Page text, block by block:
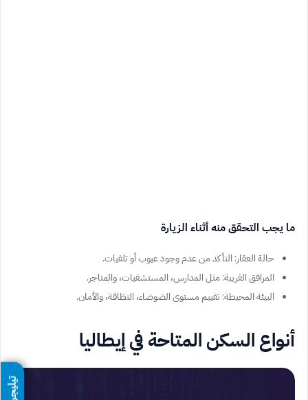
ما يجب التحقق منه أثناء الزيارة
حالة العقار: التأكد من عدم وجود عيوب أو تلفيات.
المرافق القريبة: مثل المدارس، المستشفيات، والمتاجر.
البيئة المحيطة: تقييم مستوى الضوضاء، النظافة، والأمان.
أنواع السكن المتاحة في إيطاليا